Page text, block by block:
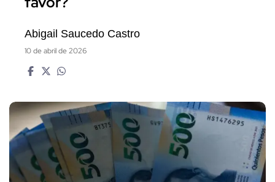
Abigail Saucedo Castro
10 de abril de 2026